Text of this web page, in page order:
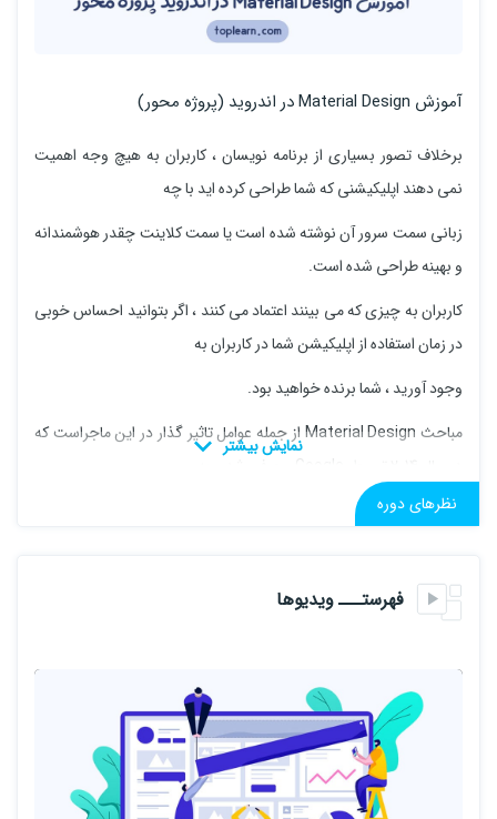
آموزش Material Design در اندروید (پروژه محور)
برخلاف تصور بسیاری از برنامه نویسان ، کاربران به هیچ وجه اهمیت
نمی دهند اپلیکیشنی که شما طراحی کرده اید با چه
زبانی سمت سرور آن نوشته شده است یا سمت کلاینت چقدر هوشمندانه
و بهینه طراحی شده است.
کاربران به چیزی که می بینند اعتماد می کنند ، اگر بتوانید احساس خوبی
در زمان استفاده از اپلیکیشن شما در کاربران به
وجود آورید ، شما برنده خواهید بود.
مباحث Material Design از جمله عوامل تاثیر گذار در این ماجراست که
تغییرات ریز و درشتی شده که باعث شیک تر و جذاب تر شدن اپلیکیشن
ها گردیده است.
در این دوره که شامل دو فصل می باشد به طراحی اصولی در اپلیکیشن
ها و کار با بخش های مختلف می پردازیم :
نظرهای دوره
فهرستـــ ویدیوها